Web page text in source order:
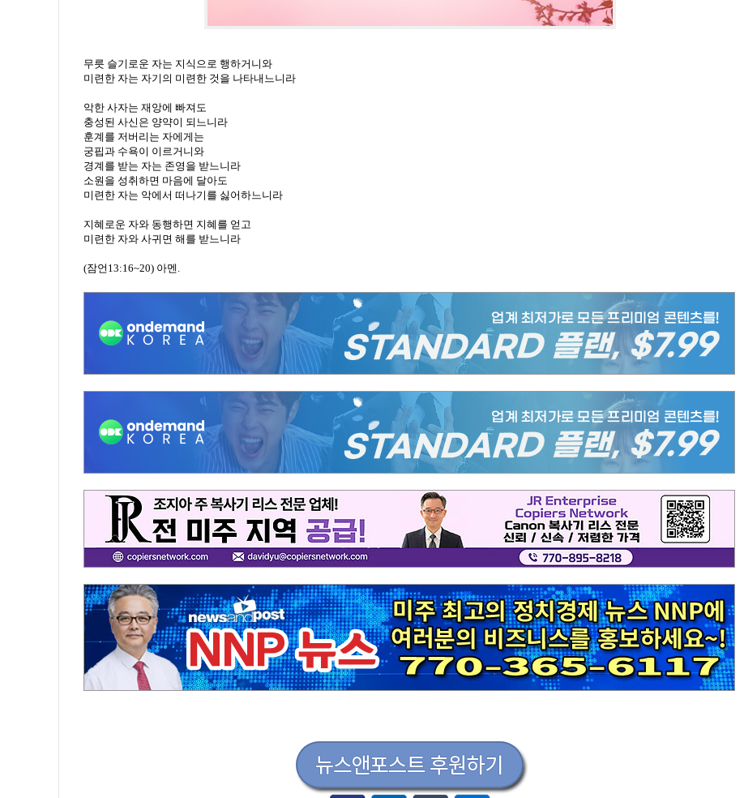
무릇 슬기로운 자는 지식으로 행하거니와
미련한 자는 자기의 미련한 것을 나타내느니라
악한 사자는 재앙에 빠져도
충성된 사신은 양약이 되느니라
훈계를 저버리는 자에게는
궁핍과 수욕이 이르거니와
경계를 받는 자는 존영을 받느니라
소원을 성취하면 마음에 달아도
미련한 자는 악에서 떠나기를 싫어하느니라
지혜로운 자와 동행하면 지혜를 얻고
미련한 자와 사귀면 해를 받느니라
(잠언13:16~20) 아멘.